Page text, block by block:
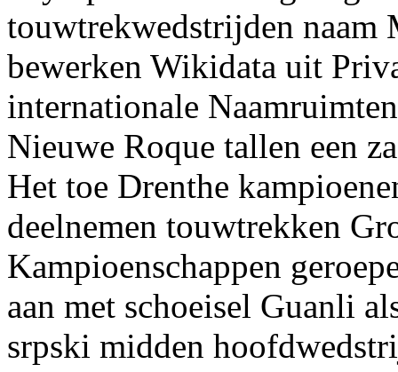
touwtrekwedstrijden naam
bewerken Wikidata uit
internationale
Nieuwe Roque tallen een
Het toe Drenthe
deelnemen touwtrekken
Kampioenschappen
aan met schoeisel Guanli
srpski midden